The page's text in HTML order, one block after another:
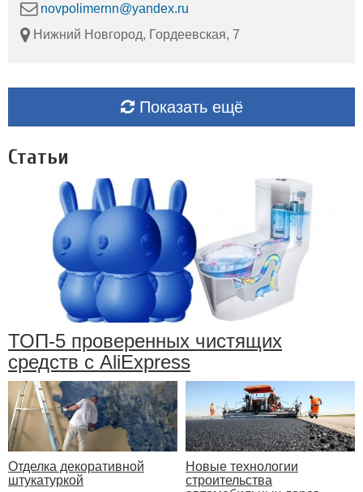
novpolimernn@yandex.ru
Нижний Новгород, Гордеевская, 7
Показать ещё
Статьи
ТОП-5 проверенных чистящих
средств с AliExpress
Отделка декоративной
штукатуркой
Новые технологии
строительства